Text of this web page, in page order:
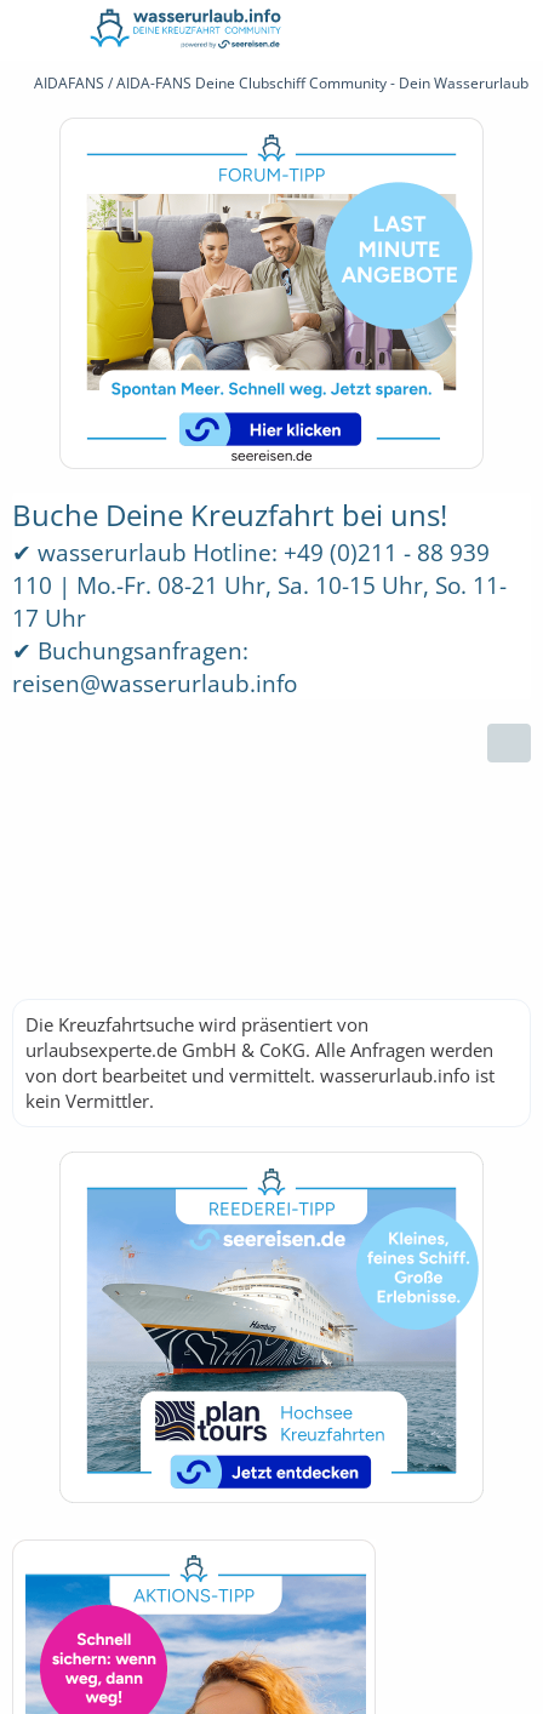
AIDAFANS / AIDA-FANS Deine Clubschiff Community - Dein Wasserurlaub
Buche Deine Kreuzfahrt bei uns!
✔ wasserurlaub Hotline: +49 (0)211 - 88 939
110 | Mo.-Fr. 08-21 Uhr, Sa. 10-15 Uhr, So. 11-
17 Uhr
✔ Buchungsanfragen:
reisen@wasserurlaub.info
Die Kreuzfahrtsuche wird präsentiert von
urlaubsexperte.de GmbH & CoKG. Alle Anfragen werden
von dort bearbeitet und vermittelt. wasserurlaub.info ist
kein Vermittler.